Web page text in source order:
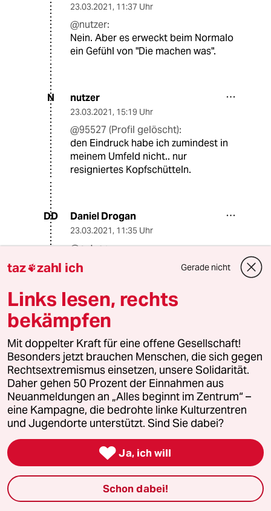
23.03.2021, 11:37 Uhr
@nutzer:
Nein. Aber es erweckt beim Normalo
ein Gefühl von "Die machen was".
N nutzer
23.03.2021, 15:19 Uhr
@95527 (Profil gelöscht):
den Eindruck habe ich zumindest in
meinem Umfeld nicht.. nur
resigniertes Kopfschütteln.
DD Daniel Drogan
23.03.2021, 11:35 Uhr
@nutzer:
Mir wäre auch lieber wie in
Neuseeland, direkt nach Auffinden
die Kontakte brechen, aber dafür
kriegt man ja nur Schelte. Ich wäre
ebenso wie in Neuseeland für
Quarantänebereiche, wo Anreisende
ihre Zeit abwarten um wieder in die
Gesellschaft zu können. da denke ich
mir immer was für Geflüchtete völlig
legitim erscheint, ist für unsere
Reisewilligne und Wirtschaft
angeblich nicht möglich.
genau da wo auch Neuseeland dann
ist. Konzertveranstaltungen mit
25.000 Zuschauern, weil man im
ganzen bundesgebiet vielleicht 2-
3stellige Infektionszahlen
taz zahl ich Gerade nicht
Links lesen, rechts
bekämpfen
Mit doppelter Kraft für eine offene Gesellschaft!
Besonders jetzt brauchen Menschen, die sich gegen
Rechtsextremismus einsetzen, unsere Solidarität.
Daher gehen 50 Prozent der Einnahmen aus
Neuanmeldungen an „Alles beginnt im Zentrum“ –
eine Kampagne, die bedrohte linke Kulturzentren
und Jugendorte unterstützt. Sind Sie dabei?
 Ja, ich will
Schon dabei!